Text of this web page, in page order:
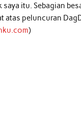
itu. Sebagian
atas peluncuran
)